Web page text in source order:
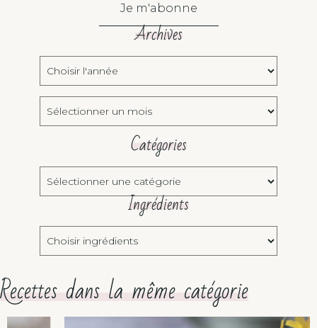
Je m'abonne
Archives
Catégories
Ingrédients
ingrédients
Recettes dans la même catégorie